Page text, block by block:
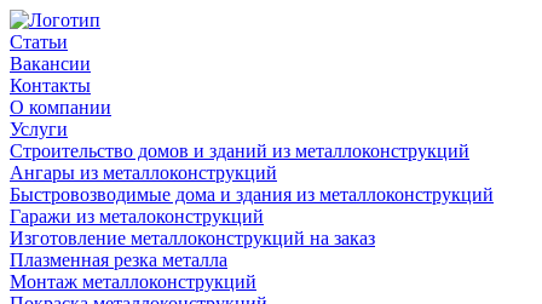
Статьи
Вакансии
Контакты
О компании
Услуги
Строительство домов и зданий из металлоконструкций
Ангары из металлоконструкций
Быстровозводимые дома и здания из металлоконструкций
Гаражи из металоконструкций
Изготовление металлоконструкций на заказ
Плазменная резка металла
Монтаж металлоконструкций